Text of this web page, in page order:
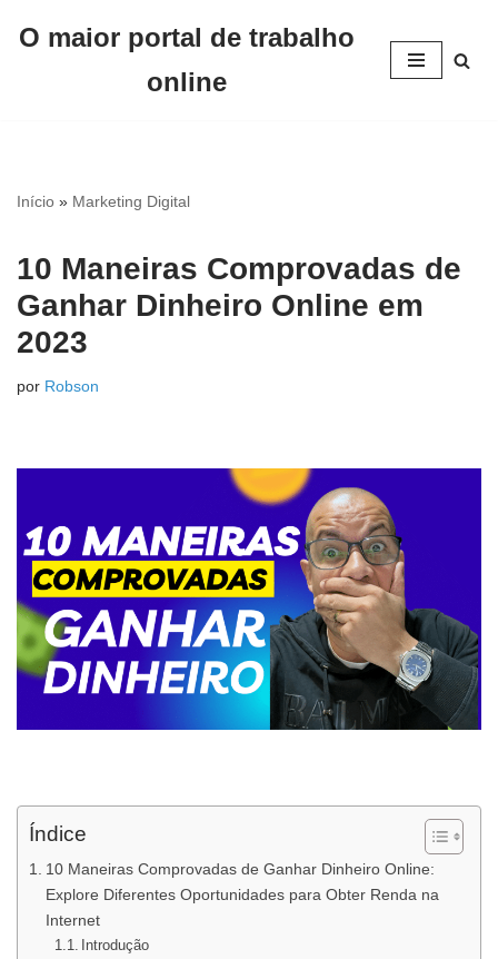
O maior portal de trabalho
online
Início » Marketing Digital
10 Maneiras Comprovadas de
Ganhar Dinheiro Online em
2023
por Robson
Índice
10 Maneiras Comprovadas de Ganhar Dinheiro Online:
Explore Diferentes Oportunidades para Obter Renda na
Internet
Introdução